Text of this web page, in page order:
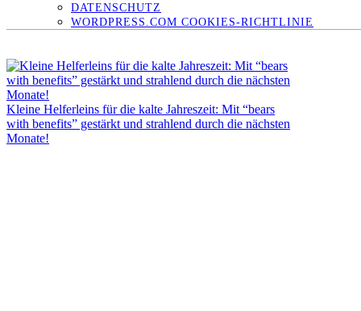
DATENSCHUTZ
WORDPRESS.COM COOKIES-RICHTLINIE
Kleine Helferleins für die kalte Jahreszeit: Mit “bears
with benefits” gestärkt und strahlend durch die nächsten
Monate!